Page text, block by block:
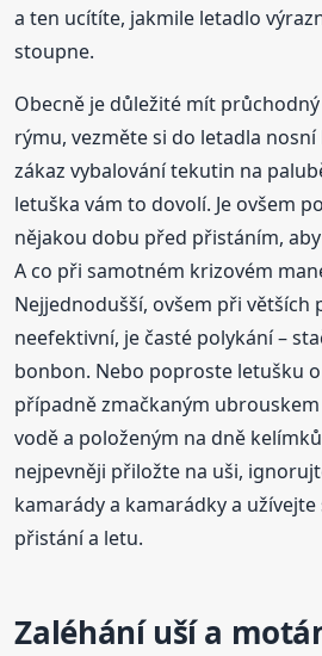
a ten ucítíte, jakmile letadlo
stoupne.
Obecně je důležité mít
rýmu, vezměte si do letadla
zákaz vybalování tekutin na
letuška vám to dovolí. Je ovšem
nějakou dobu před přistáním,
A co při samotném krizovém
Nejjednodušší, ovšem při větších
neefektivní, je časté polykání –
bonbon. Nebo poproste letušku
případně zmačkaným
vodě a položeným na dně
nejpevněji přiložte na uši,
kamarády a kamarádky a
přistání a letu.
Zaléhání uší a